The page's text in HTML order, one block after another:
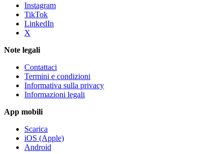
Instagram
TikTok
LinkedIn
X
Note legali
Contattaci
Termini e condizioni
Informativa sulla privacy
Informazioni legali
App mobili
Scarica
iOS (Apple)
Android